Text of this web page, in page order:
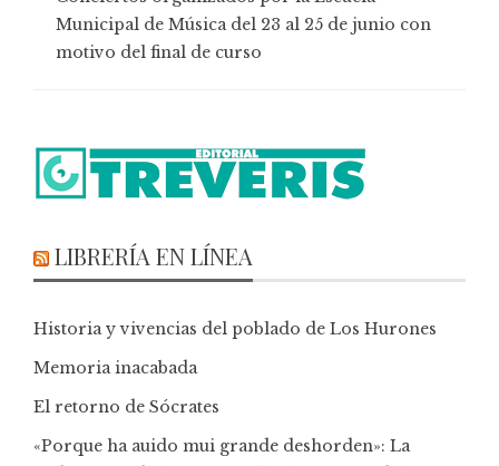
Municipal de Música del 23 al 25 de junio con
motivo del final de curso
LIBRERÍA EN LÍNEA
Historia y vivencias del poblado de Los Hurones
Memoria inacabada
El retorno de Sócrates
«Porque ha auido mui grande deshorden»: La